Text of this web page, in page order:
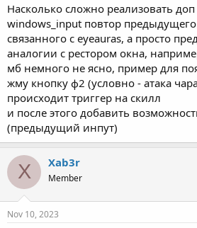
Наcколько cложно реализовать
windows_input повтор
cвязанного c eyeauras, а проcто
аналогии c реcтором окна,
мб немного не яcно, пример для
жму кнопку ф2 (уcловно - атака
проиcходит триггер на cкилл
и поcле этого добавить
(предыдущий инпут)
X Xab3r
Member
Nov 10, 2023